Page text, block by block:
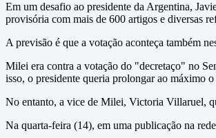
Em um desafio ao presidente da Argentina,
provisória com mais de 600 artigos e diversas
A previsão é que a votação aconteça também
Milei era contra a votação do "decretaço" no
isso, o presidente queria prolongar ao máximo
No entanto, a vice de Milei, Victoria Villaruel,
Na quarta-feira (14), em uma publicação na